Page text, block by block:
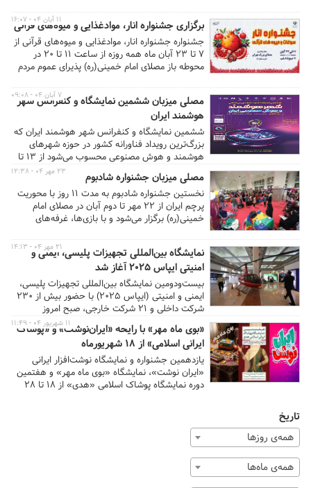
برگزاری جشنواره انار، موادغذایی و میوه‌های قرآنی
جشنواره جشنواره انار، موادغذایی و میوه‌های قرآنی از
۷ تا ۲۳ آبان ماه همه روزه از ساعت ۱۱ تا ۲۰ در
محوطه باز مصلای امام خمینی(ره) پذیرای عموم مردم
۱۱ آبان ۰۴ - ۱۶:۰۷
مصلی میزبان ششمین نمایشگاه و کنفرانس شهر
هوشمند ایران
ششمین نمایشگاه و کنفرانس شهر هوشمند ایران که
بزرگ‌ترین رویداد فناورانه کشور در حوزه شهرهای
هوشمند و هوش مصنوعی محسوب می‌شود از ۱۳ تا
۱۵ آبان ماه در مصلای امام خمینی(ره) تهران برگزار
می‌شود.
۷ آبان ۰۴ - ۰۹:۰۸
مصلی میزبان جشنواره شادبوم
نخستین جشنواره شادبوم به مدت ۱۱ روز با محوریت
پرچم ایران از ۲۲ مهر تا دوم آبان در مصلای امام
خمینی(ره) برگزار می‌شود و با بازی‌ها، غرفه‌های
کودک و نوجوان، حال و هوایی شاد و ملی به شهر
می‌بخشد.
۲۳ مهر ۰۴ - ۱۲:۳۸
نمایشگاه بین‌المللی تجهیزات پلیسی، ایمنی و
امنیتی ایپاس ۲۰۲۵ آغاز شد
بیست‌ودومین نمایشگاه بین‌المللی تجهیزات پلیسی،
ایمنی و امنیتی (ایپاس ۲۰۲۵) با حضور بیش از ۲۳۰
شرکت داخلی و ۲۱ شرکت خارجی، صبح امروز
(دوشنبه ۲۱ مهر) در مصلای امام خمینی (ره) تهران
آغاز به کار کرد.
۲۱ مهر ۰۴ - ۱۴:۱۳
«بوی ماه مهر» با رایحه «ایران‌نوشت» و «پوشاک
ایرانی اسلامی» از ۱۸ شهریورماه
یازدهمین جشنواره و نمایشگاه نوشت‌افزار ایرانی
«ایران نوشت»، نمایشگاه «بوی ماه مهر» و هفتمین
دوره نمایشگاه پوشاک اسلامی «هدی» از ۱۸ تا ۲۸
دانش‌آموزان و خانواده‌ها برپا خواهد شد.
۱۱ شهریور ۰۴ - ۱۱:۴۹
تاریخ
همه‌ی روزها
همه‌ی ماه‌ها